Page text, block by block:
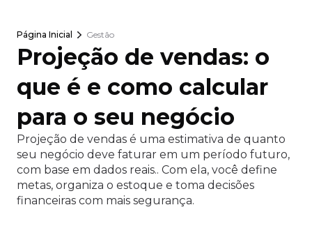
Página Inicial Gestão
Projeção de vendas: o
que é e como calcular
para o seu negócio
Projeção de vendas é uma estimativa de quanto
seu negócio deve faturar em um período futuro,
com base em dados reais.. Com ela, você define
metas, organiza o estoque e toma decisões
financeiras com mais segurança.